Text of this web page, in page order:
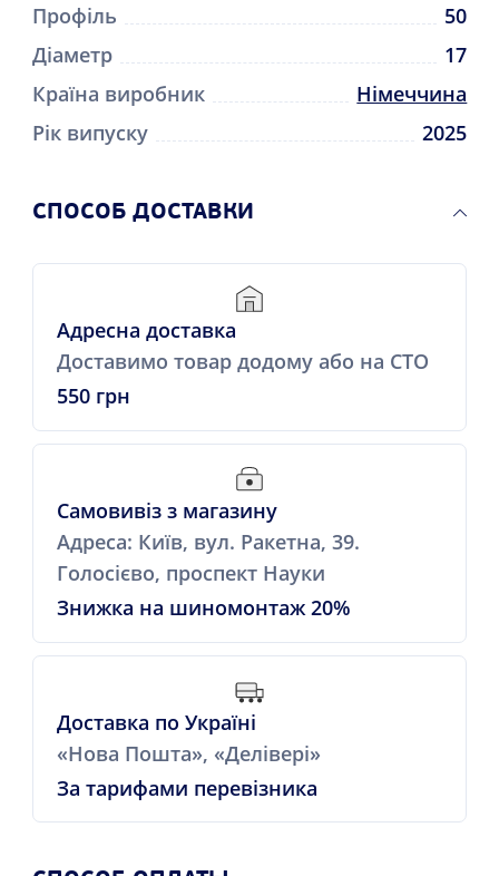
Профіль
50
Діаметр
17
Країна виробник
Німеччина
Рік випуску
2025
CПОСОБ ДОСТАВКИ
Адресна доставка
Доставимо товар додому або на СТО
550 грн
Самовивіз з магазину
Адреса: Київ, вул. Ракетна, 39.
Голосієво, проспект Науки
Знижка на шиномонтаж 20%
Доставка по Україні
«Нова Пошта», «Делівері»
За тарифами перевізника